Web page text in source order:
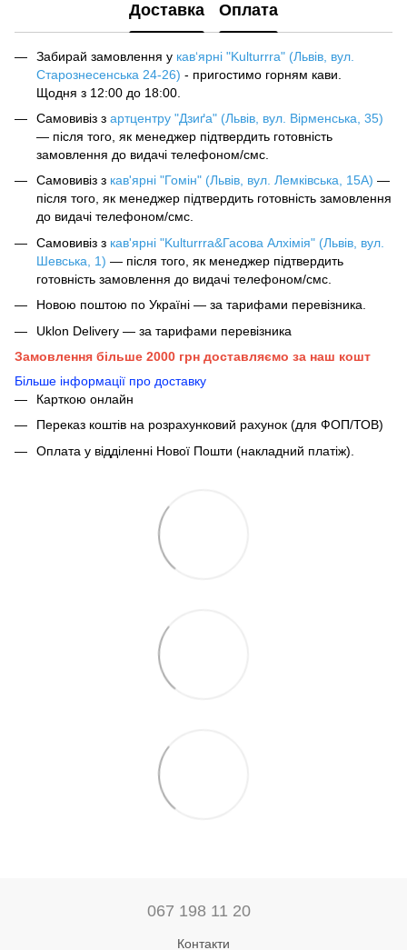
Доставка Оплата
Забирай замовлення у кав‘ярні "Kulturrra" (Львів, вул.
Старознесенська 24-26) - пригостимо горням кави.
Щодня з 12:00 до 18:00.
Самовивіз з артцентру "Дзиґа" (Львів, вул. Вірменська, 35)
— після того, як менеджер підтвердить готовність
замовлення до видачі телефоном/смс.
Самовивіз з кав'ярні "Гомін" (Львів, вул. Лемківська, 15А) —
після того, як менеджер підтвердить готовність замовлення
до видачі телефоном/смс.
Самовивіз з кав'ярні "Kulturrra&Гасова Алхімія" (Львів, вул.
Шевська, 1) — після того, як менеджер підтвердить
готовність замовлення до видачі телефоном/смс.
Новою поштою по Україні — за тарифами перевізника.
Uklon Delivery — за тарифами перевізника
Замовлення більше 2000 грн доставляємо за наш кошт
Більше інформації про доставку
Карткою онлайн
Переказ коштів на розрахунковий рахунок (для ФОП/ТОВ)
Оплата у відділенні Нової Пошти (накладний платіж).
067 198 11 20
Контакти